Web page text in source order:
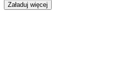
Załaduj więcej